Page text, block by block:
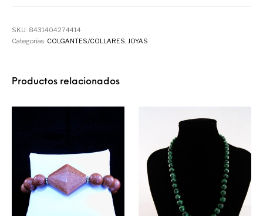
SKU: 8431404274414
Categorías: COLGANTES/COLLARES,JOYAS
Productos relacionados